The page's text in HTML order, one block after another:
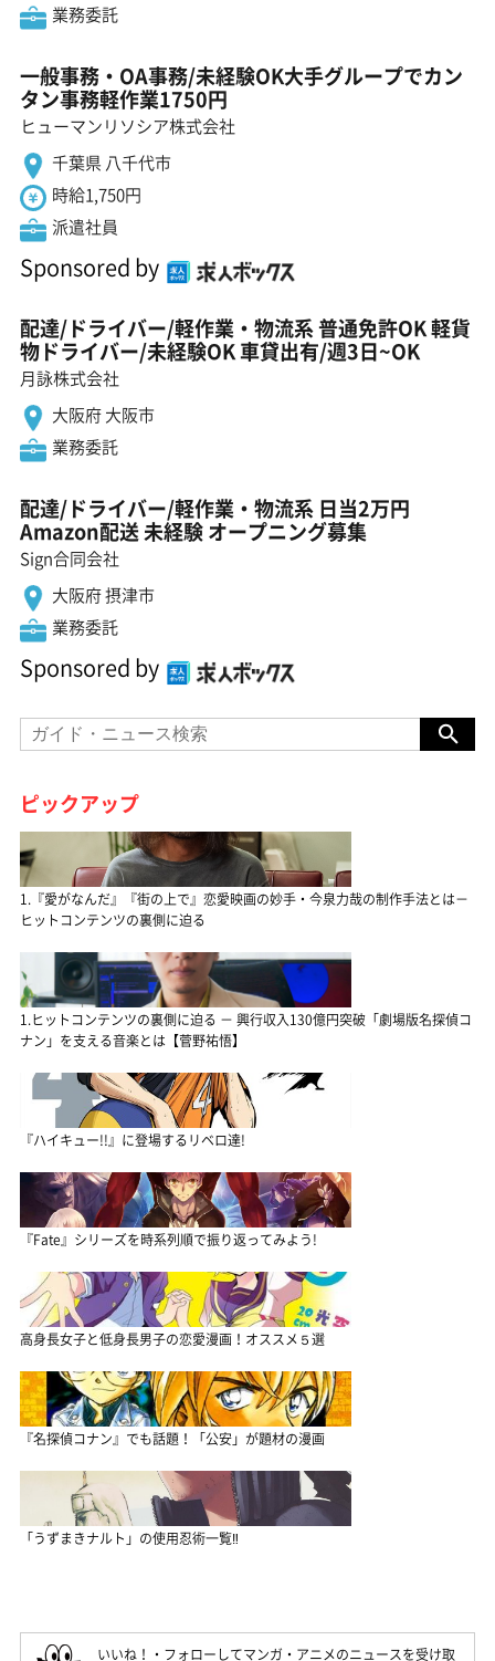
業務委託
一般事務・OA事務/未経験OK大手グループでカン
タン事務軽作業1750円
ヒューマンリソシア株式会社
千葉県 八千代市
時給1,750円
派遣社員
Sponsored by
配達/ドライバー/軽作業・物流系 普通免許OK 軽貨
物ドライバー/未経験OK 車貸出有/週3日~OK
月詠株式会社
大阪府 大阪市
業務委託
配達/ドライバー/軽作業・物流系 日当2万円
Amazon配送 未経験 オープニング募集
Sign合同会社
大阪府 摂津市
業務委託
Sponsored by
ピックアップ
1.『愛がなんだ』『街の上で』恋愛映画の妙手・今泉力哉の制作手法とは－
ヒットコンテンツの裏側に迫る
1.ヒットコンテンツの裏側に迫る － 興行収入130億円突破「劇場版名探偵コ
ナン」を支える音楽とは【菅野祐悟】
『ハイキュー!!』に登場するリベロ達!
『Fate』シリーズを時系列順で振り返ってみよう!
高身長女子と低身長男子の恋愛漫画！オススメ５選
『名探偵コナン』でも話題！「公安」が題材の漫画
「うずまきナルト」の使用忍術一覧‼
いいね！・フォローしてマンガ・アニメのニュースを受け取